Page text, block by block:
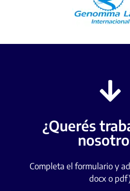
¿Querés
Completa el formulario y
docx o